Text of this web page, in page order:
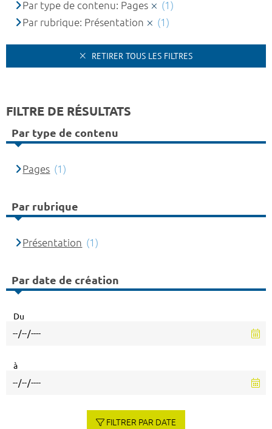
Par type de contenu: Pages
(1)
Par rubrique: Présentation
(1)
RETIRER TOUS LES FILTRES
FILTRE DE RÉSULTATS
Par type de contenu
Pages (1)
Par rubrique
Présentation (1)
Par date de création
Du
à
FILTRER PAR DATE